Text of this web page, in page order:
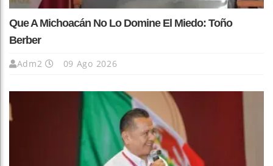
Que A Michoacán No Lo Domine El Miedo: Toño
Berber
Adm2 09 Ago 2026